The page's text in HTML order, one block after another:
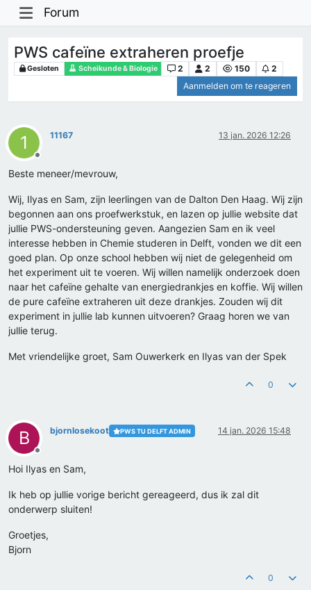
Forum
PWS cafeïne extraheren proefje
Gesloten Scheikunde & Biologie 2 2 150
2
Aanmelden om te reageren
1
Offline
11167 13 jan. 2026 12:26
Beste meneer/mevrouw,
Wij, Ilyas en Sam, zijn leerlingen van de Dalton Den Haag. Wij zijn
begonnen aan ons proefwerkstuk, en lazen op jullie website dat
jullie PWS-ondersteuning geven. Aangezien Sam en ik veel
interesse hebben in Chemie studeren in Delft, vonden we dit een
goed plan. Op onze school hebben wij niet de gelegenheid om
het experiment uit te voeren. Wij willen namelijk onderzoek doen
naar het cafeïne gehalte van energiedrankjes en koffie. Wij willen
de pure cafeïne extraheren uit deze drankjes. Zouden wij dit
experiment in jullie lab kunnen uitvoeren? Graag horen we van
jullie terug.
Met vriendelijke groet, Sam Ouwerkerk en Ilyas van der Spek
0
B
Offline
bjornlosekoot PWS TU DELFT ADMIN 14 jan. 2026 15:48
Hoi Ilyas en Sam,
Ik heb op jullie vorige bericht gereageerd, dus ik zal dit
onderwerp sluiten!
Groetjes,
Bjorn
0